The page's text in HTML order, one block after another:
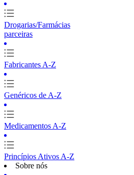
Drogarias/Farmácias
parceiras
Fabricantes A-Z
Genéricos de A-Z
Medicamentos A-Z
Princípios Ativos A-Z
Sobre nós